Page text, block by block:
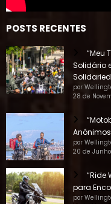
Solidário
por
28 de
por
20 de
para
por
19 de Abril,